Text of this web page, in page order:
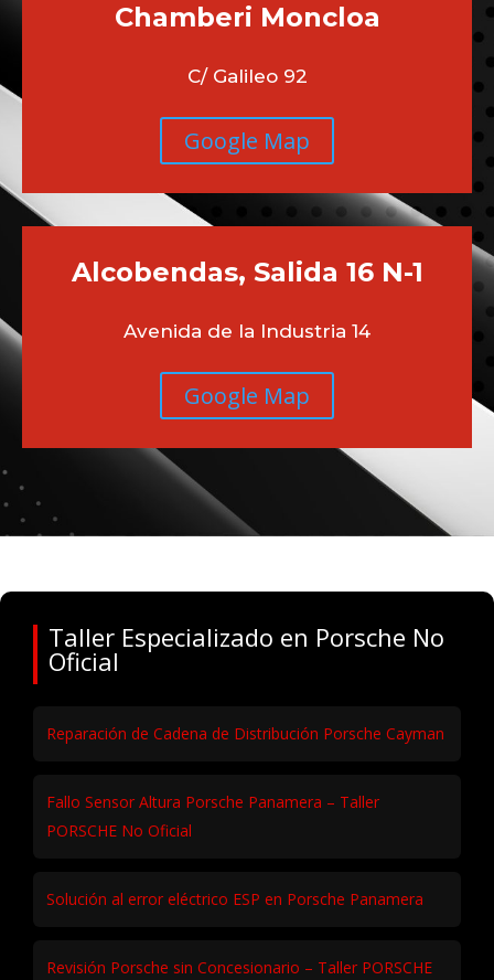
Chamberi Moncloa
C/ Galileo 92
Google Map
Alcobendas, Salida 16 N-1
Avenida de la Industria 14
Google Map
Taller Especializado en Porsche No
Oficial
Reparación de Cadena de Distribución Porsche Cayman
Fallo Sensor Altura Porsche Panamera – Taller
PORSCHE No Oficial
Solución al error eléctrico ESP en Porsche Panamera
Revisión Porsche sin Concesionario – Taller PORSCHE